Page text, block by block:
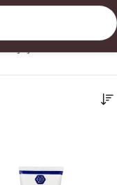
Jojoba Oil